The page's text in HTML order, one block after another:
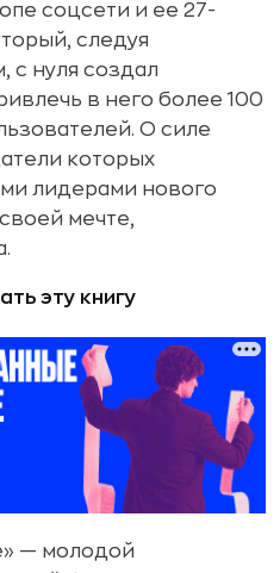
соцсети и ее 27-
следуя
с нуля создал
в него более 100
О силе
которых
лидерами нового
мечте,
эту книгу
— молодой